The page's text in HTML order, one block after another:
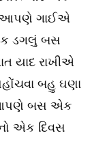
આપણે ગાઈએ
ડગલું બસ
યાદ રાખીએ
બહુ ઘણા
.આપણે બસ એક
એક દિવસ